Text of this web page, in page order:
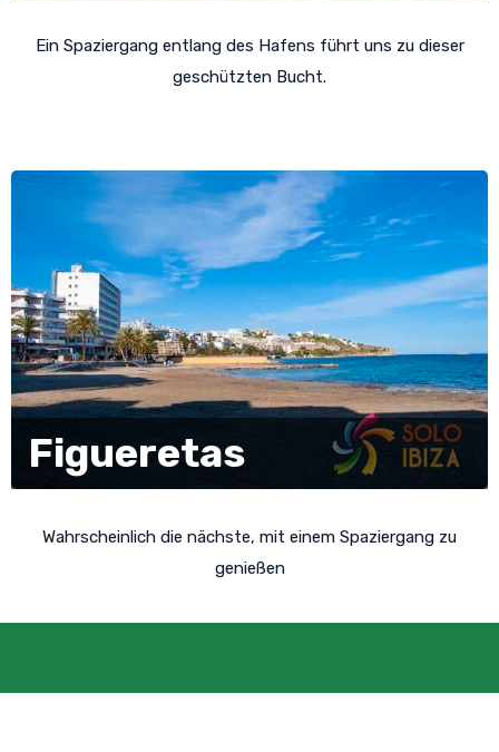
Ein Spaziergang entlang des Hafens führt uns zu dieser
geschützten Bucht.
Figueretas
Wahrscheinlich die nächste, mit einem Spaziergang zu
genießen